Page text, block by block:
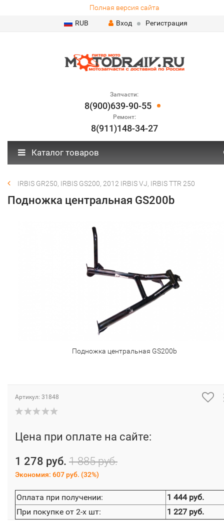
Полная версия сайта
RUB
Вход Регистрация
Запчасти:
8(900)639-90-55
Ремонт:
8(911)148-34-27
Каталог товаров
IRBIS GR250, IRBIS GS200, 2012 IRBIS VJ, IRBIS TTR 250
Подножка центральная GS200b
Подножка центральная GS200b
Артикул: 31848
Цена при оплате на сайте:
1 278 руб. 1 885 руб.
Экономия: 607 руб. (32%)
Оплата при получении:
1 444 руб.
При покупке от 2-х шт:
1 227 руб.